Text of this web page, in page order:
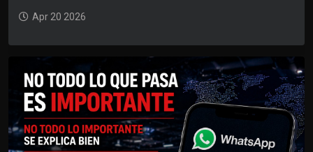
Apr 20 2026